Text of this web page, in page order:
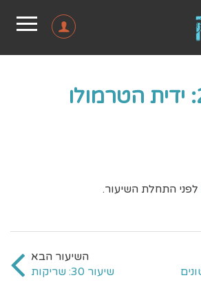
לפני התחלת השיעור.
שיעור 30: שריקות